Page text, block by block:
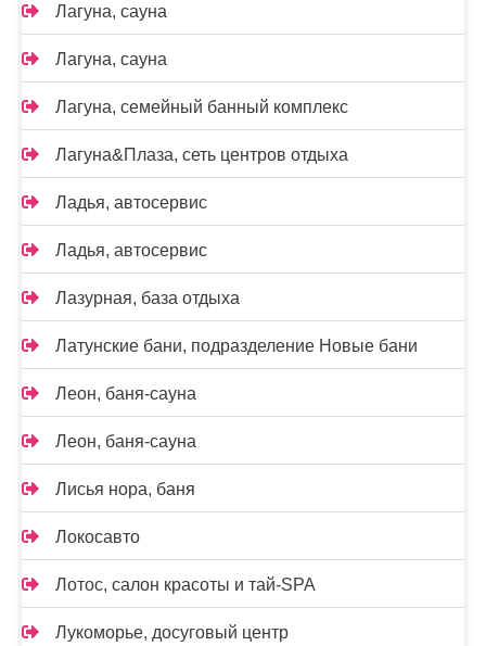
Лагуна, сауна
Лагуна, сауна
Лагуна, семейный банный комплекс
Лагуна&Плаза, сеть центров отдыха
Ладья, автосервис
Ладья, автосервис
Лазурная, база отдыха
Латунские бани, подразделение Новые бани
Леон, баня-сауна
Леон, баня-сауна
Лисья нора, баня
Локосавто
Лотос, салон красоты и тай-SPA
Лукоморье, досуговый центр